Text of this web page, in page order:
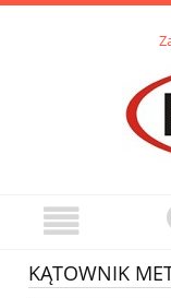
KĄTOWNIK